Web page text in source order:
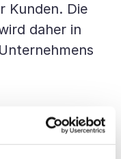
Kunden. Die
daher in